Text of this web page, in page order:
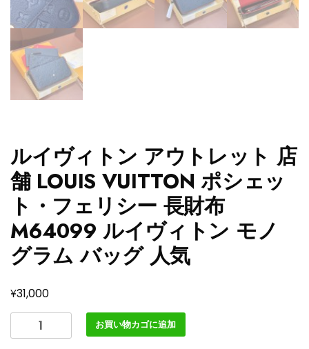
ルイヴィトン アウトレット 店
舗 LOUIS VUITTON ポシェッ
ト・フェリシー 長財布
M64099 ルイヴィトン モノ
グラム バッグ 人気
¥31,000
イ
お買い物カゴに追加